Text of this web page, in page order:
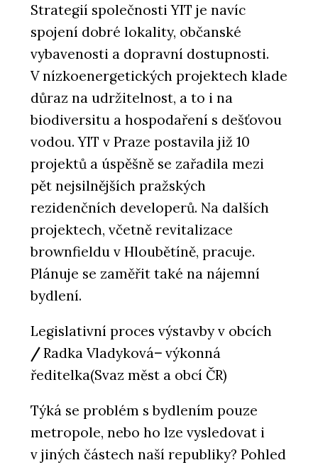
Strategií společnosti YIT je navíc
spojení dobré lokality, občanské
vybavenosti a dopravní dostupnosti.
V nízkoenergetických projektech klade
důraz na udržitelnost, a to i na
biodiversitu a hospodaření s dešťovou
vodou. YIT v Praze postavila již 10
projektů a úspěšně se zařadila mezi
pět nejsilnějších pražských
rezidenčních developerů. Na dalších
projektech, včetně revitalizace
brownfieldu v Hloubětíně, pracuje.
Plánuje se zaměřit také na nájemní
bydlení.
Legislativní proces výstavby v obcích
/Radka Vladyková– výkonná
ředitelka(Svaz měst a obcí ČR)
Týká se problém s bydlením pouze
metropole, nebo ho lze vysledovat i
v jiných částech naší republiky? Pohled